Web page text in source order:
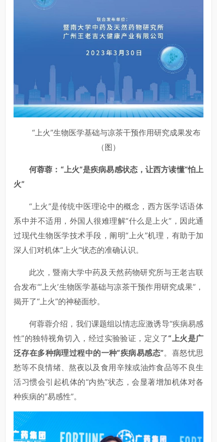
“上火”生物医学基础与凉茶干预作用研究成果发布
（图）
何蓉蓉：“上火”是疾病易感状态，让西方读懂“怕上
火”
“上火”是传统中医理论中的概念，西方医学话语体
系中并不适用，外国人很难理解“什么是上火”，因此通
过现代生物医学技术手段，阐明“上火”机理，有助于加
深人们对机体“上火”状态的准确认识。
此次，暨南大学中药及天然药物研究所与王老吉联
合发布“‘上火’生物医学基础与凉茶干预作用研究成果”，
揭开了“上火”的神秘面纱。
何蓉蓉介绍，我们课题组以情志应激诱导“疾病易感
性”的独特视角切入，经过实验验证，定义了“上火是广
泛存在多种病理过程中的一种“疾病易感态”。喜怒忧思
愁等不良情绪、熬夜以及食用辛辣或油炸食品等不良生
活习惯会引起机体的“内热”状态，会显著增加机体对各
种疾病的“易感性”。